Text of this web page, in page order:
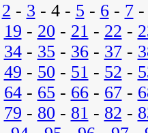
2 - 3 - 4 - 5 - 6- 7
19 - 20 - 21 - 22 -
34- 35 - 36- 37-
49 - 50 - 51 - 52 -
64- 65 - 66- 67-
79 - 80 - 81 - 82 -